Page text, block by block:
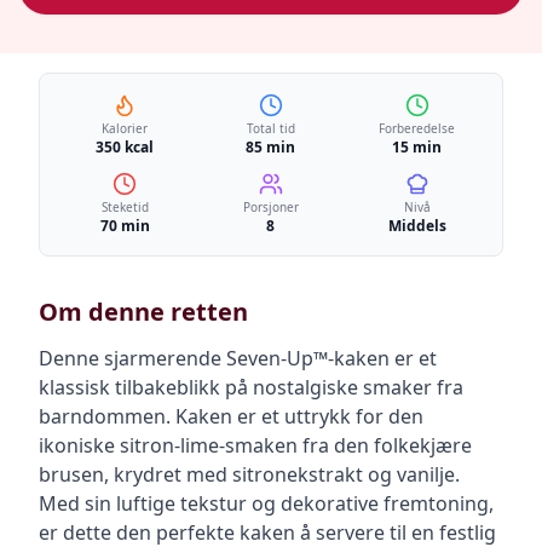
Kalorier
350 kcal
Total tid
85 min
Forberedelse
15 min
Steketid
70 min
Porsjoner
8
Nivå
Middels
Om denne retten
Denne sjarmerende Seven-Up™-kaken er et
klassisk tilbakeblikk på nostalgiske smaker fra
barndommen. Kaken er et uttrykk for den
ikoniske sitron-lime-smaken fra den folkekjære
brusen, krydret med sitronekstrakt og vanilje.
Med sin luftige tekstur og dekorative fremtoning,
er dette den perfekte kaken å servere til en festlig